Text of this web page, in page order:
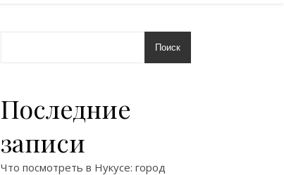
Поиск
Последние
записи
Что посмотреть в Нукусе: город